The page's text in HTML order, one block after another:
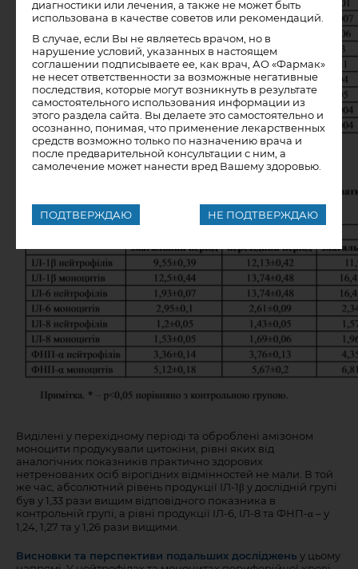
Виділені у перехідному періоді та оброблені амізоном
моноцити продукували цитокіни, рівні яких від
аналогічних показників практично здорових
нетренованих осіб вірогідних відмінностей не мали. В той
же час, абсолютний рівень продукції ІЛ-1β у дослідній групі
був у 1,33 рази вищим відповідного показника в
контрольній групі, а рівні продукції ІЛ-6, ІЛ-8 та ФНП-α – у
1,24, 1,27 та у 1,26 рази вищими.
Висновки та перспективи подальших досліджень у цьому
диагностики или лечения, а также не может быть
использована в качестве советов или рекомендаций.
В случае, если Вы не являетесь врачом, но в
нарушение условий, указанных в настоящем
соглашении подписываете ее, как врач, АО «Фармак»
не несет ответственности за возможные негативные
последствия, которые могут возникнуть в результате
самостоятельного использования информации из
этого раздела сайта. Вы делаете это самостоятельно и
осознанно, понимая, что применение лекарственных
средств возможно только по назначению врача и
после предварительной консультации с ним, а
самолечение может нанести вред Вашему здоровью.
ПОДТВЕРЖДАЮ НЕ ПОДТВЕРЖДАЮ